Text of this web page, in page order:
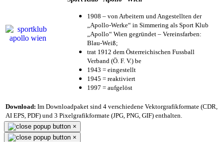
1908 – von Arbeitern und Angestellten der
„Apollo-Werke“ in Simmering als Sport Klub
„Apollo“ Wien gegründet – Vereinsfarben:
Blau-Weiß;
trat 1912 dem Österreichischen Fussball
Verband (Ö. F. V.) be
1943 = eingestellt
1945 = reaktiviert
1997 = aufgelöst
Download: Im Downloadpaket sind 4 verschiedene Vektorgrafikformate (CDR,
AI EPS, PDF) und 3 Pixelgrafikformate (JPG, PNG, GIF) enthalten.
×
×